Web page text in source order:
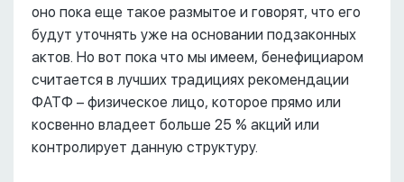
оно пока еще такое размытое и говорят, что его
будут уточнять уже на основании подзаконных
актов. Но вот пока что мы имеем, бенефициаром
считается в лучших традициях рекомендации
ФАТФ – физическое лицо, которое прямо или
косвенно владеет больше 25 % акций или
контролирует данную структуру.